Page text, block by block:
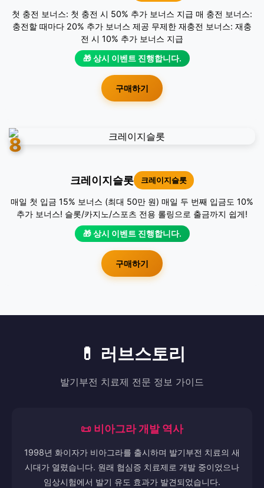
첫 충전 보너스: 첫 충전 시 50% 추가 보너스 지급 매 충전 보너스:
충전할 때마다 20% 추가 보너스 제공 무제한 재충전 보너스: 재충
전 시 10% 추가 보너스 지급
🎁 상시 이벤트 진행합니다.
구매하기
8
크레이지슬롯 크레이지슬롯
매일 첫 입금 15% 보너스 (최대 50만 원) 매일 두 번째 입금도 10%
추가 보너스! 슬롯/카지노/스포츠 전용 롤링으로 출금까지 쉽게!
🎁 상시 이벤트 진행합니다.
구매하기
💊 러브스토리
발기부전 치료제 전문 정보 가이드
📜 비아그라 개발 역사
1998년 화이자가 비아그라를 출시하며 발기부전 치료의 새
시대가 열렸습니다. 원래 협심증 치료제로 개발 중이었으나
임상시험에서 발기 유도 효과가 발견되었습니다.